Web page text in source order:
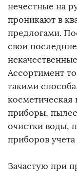
нечестные на
проникают в
предлогами.
свои
Ассортимент
такими
приборы,
очистки воды,
приборов
Зачастую при